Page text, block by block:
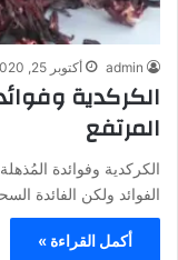
admin أكتوبر 25, 2020
الكركدية
المرتفع
الكركدية وفوائدة
الفوائد ولكن الفائدة
أكمل القراءة »